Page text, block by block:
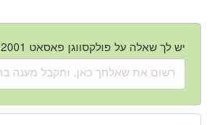
יש לך שאלה על פולקסווגן פאסאט 2001 - 2005 יד שנייה?